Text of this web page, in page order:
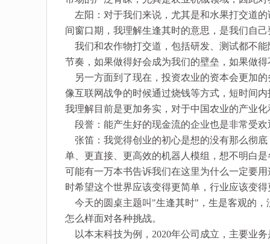
左阳：对于我们来说，尤其是和水果打交道
间窗口期，我理解生逢其时的意思，是我们自
我们和农作物打交道，包括研发、测试都不
节奏，如果做得好会成为我们的壁垒，如果做
另一方面到了现在，投资农业的资本会更加
像互联网战争的时候通过烧钱等方式，短时间
我理解目前是更加务实，对于中国农业的产业
段誉：能产生好的现金流的企业也是非常受
张笛：我觉得创业的初心是想的没有那么彻
单、更直接、更高效的机器人模组，想不明白
可能有一万本书告诉我们在这里为什么一定要
时希望这个世界应该变得更简单，行业应该变
今天的圆桌主题叫"生逢其时"，生是客观的，
怎么样面对各种挑战。
以本末科技为例，2020年公司成立，主要业